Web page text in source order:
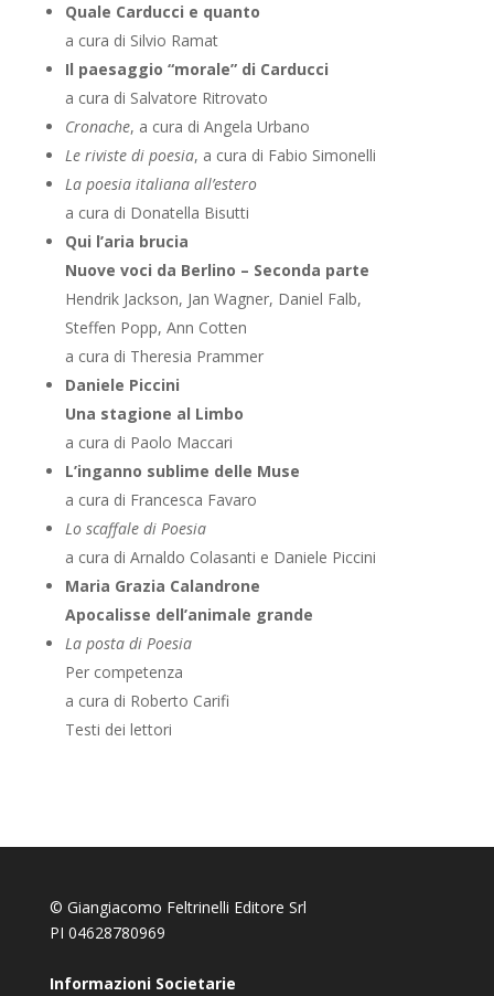
Quale Carducci e quanto
a cura di Silvio Ramat
Il paesaggio “morale” di Carducci
a cura di Salvatore Ritrovato
Cronache, a cura di Angela Urbano
Le riviste di poesia, a cura di Fabio Simonelli
La poesia italiana all’estero
a cura di Donatella Bisutti
Qui l’aria brucia
Nuove voci da Berlino – Seconda parte
Hendrik Jackson, Jan Wagner, Daniel Falb,
Steffen Popp, Ann Cotten
a cura di Theresia Prammer
Daniele Piccini
Una stagione al Limbo
a cura di Paolo Maccari
L’inganno sublime delle Muse
a cura di Francesca Favaro
Lo scaffale di Poesia
a cura di Arnaldo Colasanti e Daniele Piccini
Maria Grazia Calandrone
Apocalisse dell’animale grande
La posta di Poesia
Per competenza
a cura di Roberto Carifi
Testi dei lettori
© Giangiacomo Feltrinelli Editore Srl
PI 04628780969
Informazioni Societarie